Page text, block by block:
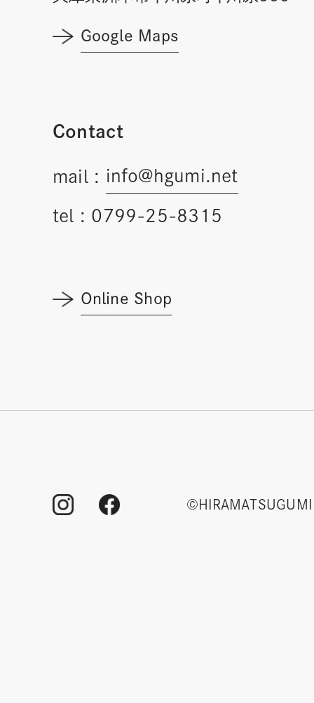
Google Maps
Contact
mail : info@hgumi.net
tel : 0799-25-8315
Online Shop